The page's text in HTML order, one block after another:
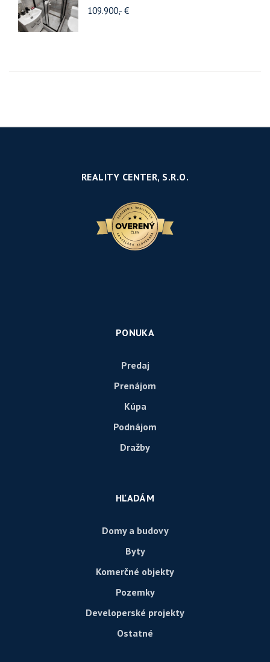
109.900,- €
REALITY CENTER, S.R.O.
PONUKA
Predaj
Prenájom
Kúpa
Podnájom
Dražby
HĽADÁM
Domy a budovy
Byty
Komerčné objekty
Pozemky
Developerské projekty
Ostatné